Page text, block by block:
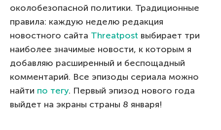
околобезопасной политики. Традиционные
правила: каждую неделю редакция
новостного сайта Threatpost выбирает три
наиболее значимые новости, к которым я
добавляю расширенный и беспощадный
комментарий. Все эпизоды сериала можно
найти по тегу. Первый эпизод нового года
выйдет на экраны страны 8 января!